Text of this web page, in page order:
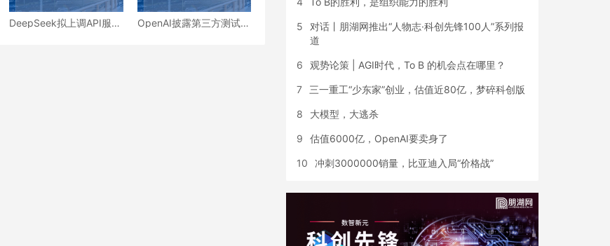
DeepSeek拟上调API服务
OpenAI披露第三方测试越
5
对话丨朋湖网推出“人物志·科创先锋100人”系列报
道
6 观势论策 | AGI时代，To B 的机会点在哪里？
7 三一重工“少东家”创业，估值近80亿，梦碎科创版
8 大模型，大逃杀
9 估值6000亿，OpenAI要卖身了
10 冲刺3000000销量，比亚迪入局“价格战”